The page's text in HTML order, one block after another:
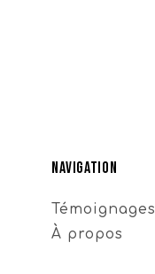
Navigation
Témoignages
À propos